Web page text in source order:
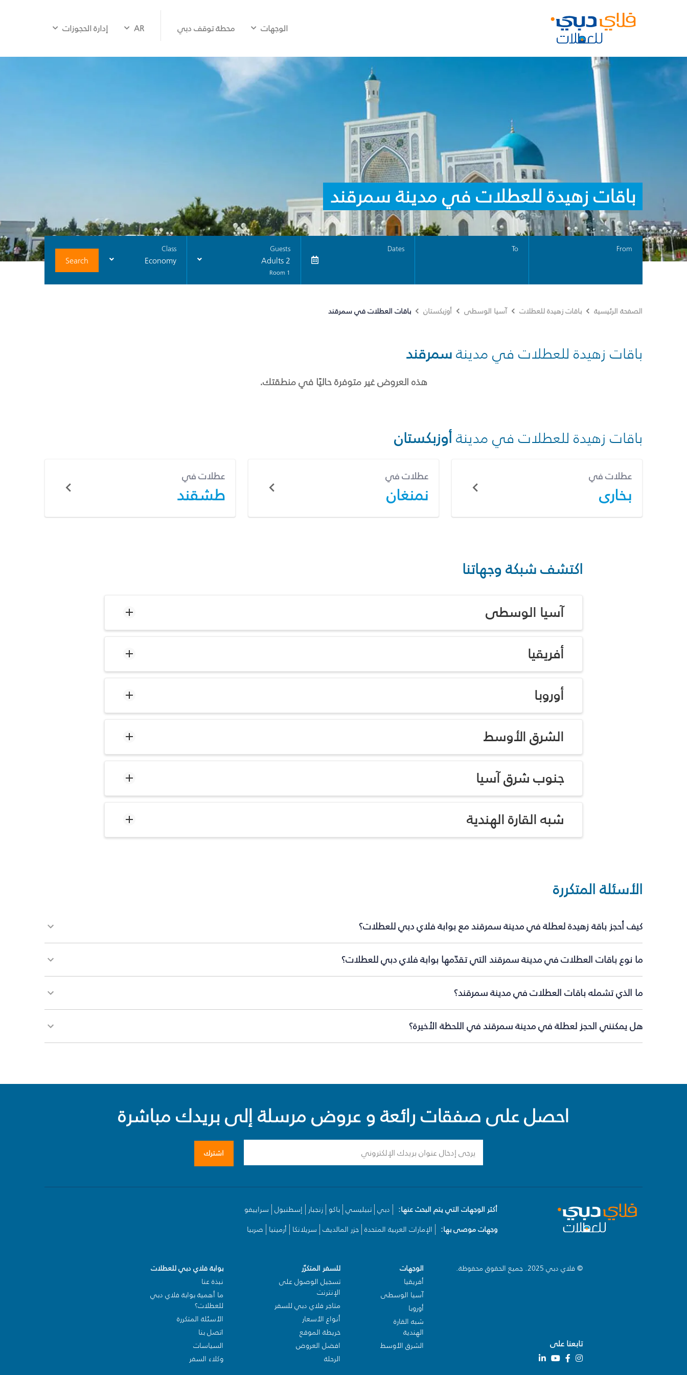
الوجهات محطة توقف دبي AR إدارة الحجوزات
باقات زهيدة للعطلات في مدينة سمرقند
From
To
Dates
Guests
2 Adults
1 Room
Class
Economy
Search
الصفحة الرئيسية باقات زهيدة للعطلات آسيا الوسطى أوزبكستان باقات العطلات في سمرقند
باقات زهيدة للعطلات في مدينةسمرقند
هذه العروض غير متوفرة حاليًا في منطقتك.
باقات زهيدة للعطلات في مدينةأوزبكستان
عطلات في
بخارى
عطلات في
نمنغان
عطلات في
طشقند
اكتشف شبكة وجهاتنا
آسيا الوسطى
أفريقيا
أوروبا
الشرق الأوسط
جنوب شرق آسيا
شبه القارة الهندية
الأسئلة المتكررة
كيف أحجز باقة زهيدة لعطلة في مدينة سمرقند مع بوابة فلاي دبي للعطلات؟
ما نوع باقات العطلات في مدينة سمرقند التي تقدّمها بوابة فلاي دبي للعطلات؟
ما الذي تشمله باقات العطلات في مدينة سمرقند؟
هل يمكنني الحجز لعطلة في مدينة سمرقند في اللحظة الأخيرة؟
احصل على صفقات رائعة و عروض مرسلة إلى بريدك مباشرة
اشترك
أكثر الوجهات التي يتم البحث عنها: دبي تبيليسي باكو زنجبار إسطنبول سراييفو
وجهات موصى بها:
الإمارات العربية المتحدة جزر المالديف سريلانكا أرمينيا صربيا
© فلاي دبي 2025. جميع الحقوق محفوظة.
تابعنا على
الوجهات
أفريقيا
آسيا الوسطى
أوروبا
شبه القارة
الهندية
الشرق الأوسط
للسفر المتكرّر
تسجيل الوصول على
الإنترنت
متاجر فلاي دبي للسفر
أنواع الأسعار
خريطة الموقع
افضل العروض
الرحلة
بوابة فلاي دبي للعطلات
نبذة عنا
ما أهمية بوابة فلاي دبي
للعطلات؟
الأسئلة المتكررة
اتصل بنا
السياسات
وكلاء السفر